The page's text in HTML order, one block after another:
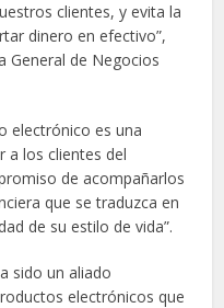
clientes, y evita la
dinero en efectivo”,
General de Negocios
electrónico es una
a los clientes del
de acompañarlos
que se traduzca en
de su estilo de vida”.
sido un aliado
electrónicos que